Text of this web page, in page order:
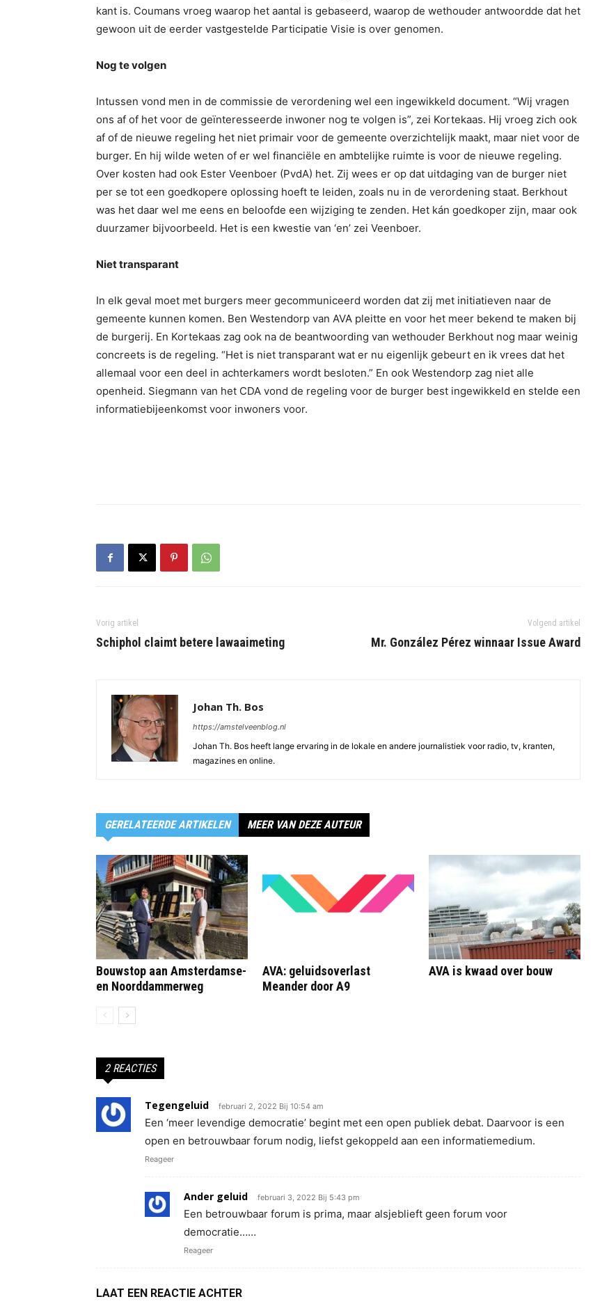
kant is. Coumans vroeg waarop het aantal is gebaseerd, waarop de wethouder antwoordde dat het
gewoon uit de eerder vastgestelde Participatie Visie is over genomen.
Nog te volgen
Intussen vond men in de commissie de verordening wel een ingewikkeld document. “Wij vragen
ons af of het voor de geïnteresseerde inwoner nog te volgen is”, zei Kortekaas. Hij vroeg zich ook
af of de nieuwe regeling het niet primair voor de gemeente overzichtelijk maakt, maar niet voor de
burger. En hij wilde weten of er wel financiële en ambtelijke ruimte is voor de nieuwe regeling.
Over kosten had ook Ester Veenboer (PvdA) het. Zij wees er op dat uitdaging van de burger niet
per se tot een goedkopere oplossing hoeft te leiden, zoals nu in de verordening staat. Berkhout
was het daar wel me eens en beloofde een wijziging te zenden. Het kán goedkoper zijn, maar ook
duurzamer bijvoorbeeld. Het is een kwestie van ‘en’ zei Veenboer.
Niet transparant
In elk geval moet met burgers meer gecommuniceerd worden dat zij met initiatieven naar de
gemeente kunnen komen. Ben Westendorp van AVA pleitte en voor het meer bekend te maken bij
de burgerij. En Kortekaas zag ook na de beantwoording van wethouder Berkhout nog maar weinig
concreets is de regeling. “Het is niet transparant wat er nu eigenlijk gebeurt en ik vrees dat het
allemaal voor een deel in achterkamers wordt besloten.” En ook Westendorp zag niet alle
openheid. Siegmann van het CDA vond de regeling voor de burger best ingewikkeld en stelde een
informatiebijeenkomst voor inwoners voor.
Vorig artikel
Schiphol claimt betere lawaaimeting
Volgend artikel
Mr. González Pérez winnaar Issue Award
Johan Th. Bos
https://amstelveenblog.nl
Johan Th. Bos heeft lange ervaring in de lokale en andere journalistiek voor radio, tv, kranten,
magazines en online.
GERELATEERDE ARTIKELEN MEER VAN DEZE AUTEUR
Bouwstop aan Amsterdamse-
en Noorddammerweg
AVA: geluidsoverlast
Meander door A9
AVA is kwaad over bouw
2 REACTIES
Tegengeluid februari 2, 2022 Bij 10:54 am
Een ‘meer levendige democratie’ begint met een open publiek debat. Daarvoor is een
open en betrouwbaar forum nodig, liefst gekoppeld aan een informatiemedium.
Reageer
Ander geluid februari 3, 2022 Bij 5:43 pm
Een betrouwbaar forum is prima, maar alsjeblieft geen forum voor
democratie……
Reageer
LAAT EEN REACTIE ACHTER